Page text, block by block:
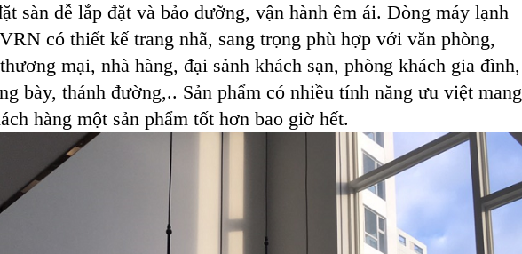
sàn dễ lắp đặt và bảo dưỡng, vận hành êm ái. Dòng máy lạnh
có thiết kế trang nhã, sang trọng phù hợp với văn phòng,
mại, nhà hàng, đại sảnh khách sạn, phòng khách gia đình,
bày, thánh đường,.. Sản phẩm có nhiều tính năng ưu việt mang
hàng một sản phẩm tốt hơn bao giờ hết.